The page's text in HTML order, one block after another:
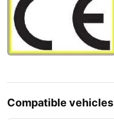
Compatible vehicles